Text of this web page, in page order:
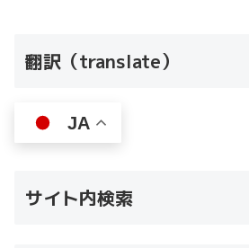
翻訳（translate）
JA
サイト内検索